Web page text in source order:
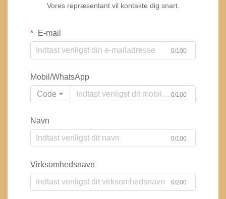
Vores repræsentant vil kontakte dig snart.
E-mail
0/100
Mobil/WhatsApp
Code
0/100
Navn
0/100
Virksomhedsnavn
0/200